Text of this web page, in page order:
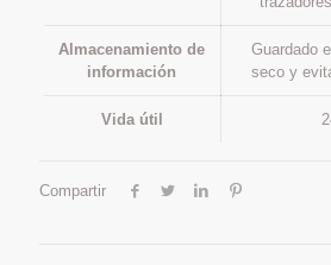
Almacenamiento de
información
Guardado
seco y
Vida útil
Compartir